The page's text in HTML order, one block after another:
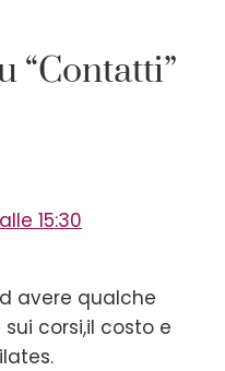
“Contatti”
15:30
avere qualche
corsi,il costo e